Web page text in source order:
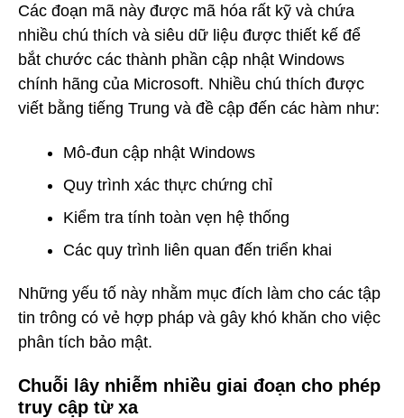
Các đoạn mã này được mã hóa rất kỹ và chứa
nhiều chú thích và siêu dữ liệu được thiết kế để
bắt chước các thành phần cập nhật Windows
chính hãng của Microsoft. Nhiều chú thích được
viết bằng tiếng Trung và đề cập đến các hàm như:
Mô-đun cập nhật Windows
Quy trình xác thực chứng chỉ
Kiểm tra tính toàn vẹn hệ thống
Các quy trình liên quan đến triển khai
Những yếu tố này nhằm mục đích làm cho các tập
tin trông có vẻ hợp pháp và gây khó khăn cho việc
phân tích bảo mật.
Chuỗi lây nhiễm nhiều giai đoạn cho phép
truy cập từ xa